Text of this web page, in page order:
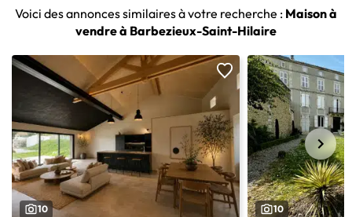
Voici des annonces similaires à votre recherche : Maison à
vendre à Barbezieux-Saint-Hilaire
10 10